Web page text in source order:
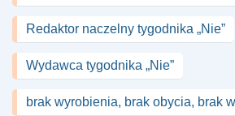
Redaktor naczelny tygodnika „Nie”
Wydawca tygodnika „Nie”
brak wyrobienia, brak obycia, brak